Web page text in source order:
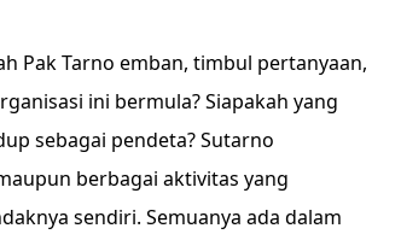
Pak Tarno emban, timbul pertanyaan,
ini bermula? Siapakah yang
sebagai pendeta? Sutarno
berbagai aktivitas yang
sendiri. Semuanya ada dalam